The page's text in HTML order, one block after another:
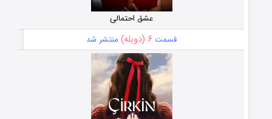
عشق احتمالی
قسمت ۶ (دوبله) منتشر شد